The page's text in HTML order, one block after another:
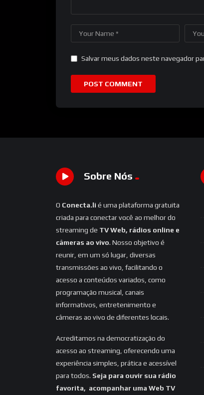
Salvar meus dados neste navegador
Sobre Nós
O Conecta.li é uma plataforma gratuita
criada para conectar você ao melhor do
streaming de TV Web, rádios online e
câmeras ao vivo. Nosso objetivo é
reunir, em um só lugar, diversas
transmissões ao vivo, facilitando o
acesso a conteúdos variados, como
programação musical, canais
informativos, entretenimento e
câmeras ao vivo de diferentes locais.
Acreditamos na democratização do
acesso ao streaming, oferecendo uma
experiência simples, prática e acessível
para todos. Seja para ouvir sua rádio
favorita, acompanhar uma Web TV